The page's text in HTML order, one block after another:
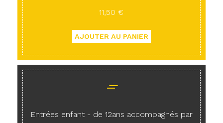
11,50 €
Entrées enfant - de 12ans accompagnés par